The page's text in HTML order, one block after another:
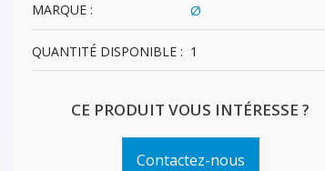
MARQUE : Ø
QUANTITÉ DISPONIBLE : 1
CE PRODUIT VOUS INTÉRESSE ?
Contactez-nous